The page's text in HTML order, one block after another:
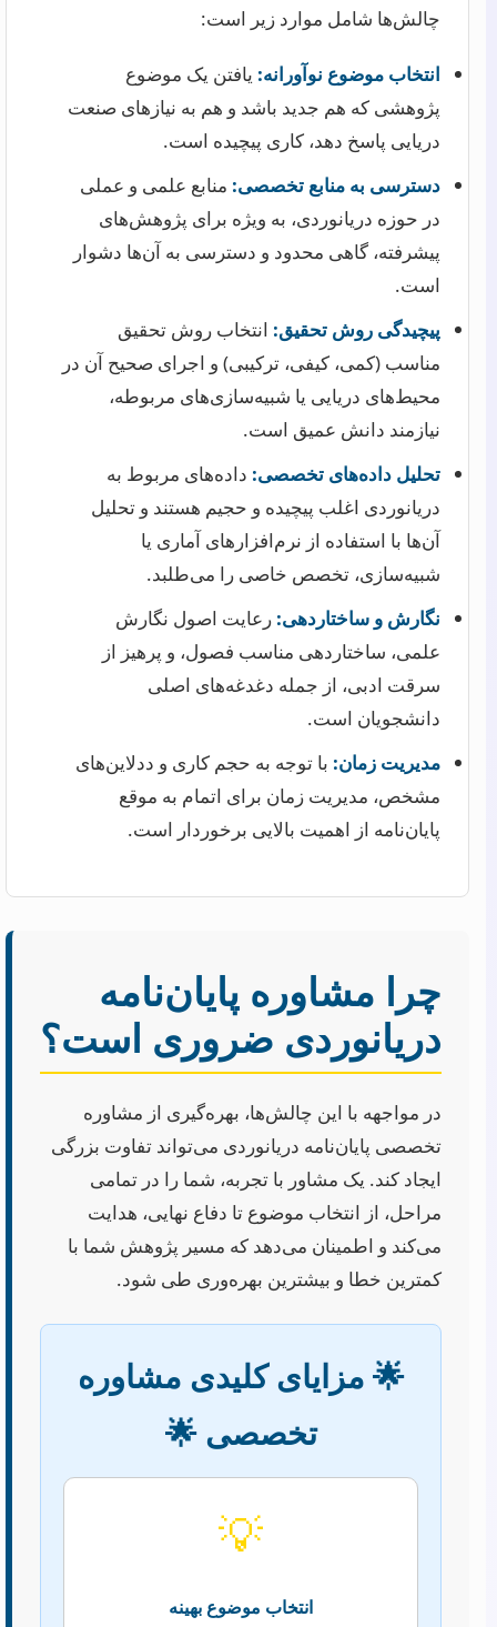
چالش‌ها شامل موارد زیر است:
انتخاب موضوع نوآورانه:یافتن یک موضوع
پژوهشی که هم جدید باشد و هم به نیازهای صنعت
دریایی پاسخ دهد، کاری پیچیده است.
دسترسی به منابع تخصصی:منابع علمی و عملی
در حوزه دریانوردی، به ویژه برای پژوهش‌های
پیشرفته، گاهی محدود و دسترسی به آن‌ها دشوار
است.
پیچیدگی روش تحقیق:انتخاب روش تحقیق
مناسب (کمی، کیفی، ترکیبی) و اجرای صحیح آن در
محیط‌های دریایی یا شبیه‌سازی‌های مربوطه،
نیازمند دانش عمیق است.
تحلیل داده‌های تخصصی:داده‌های مربوط به
دریانوردی اغلب پیچیده و حجیم هستند و تحلیل
آن‌ها با استفاده از نرم‌افزارهای آماری یا
شبیه‌سازی، تخصص خاصی را می‌طلبد.
نگارش و ساختاردهی:رعایت اصول نگارش
علمی، ساختاردهی مناسب فصول، و پرهیز از
سرقت ادبی، از جمله دغدغه‌های اصلی
دانشجویان است.
مدیریت زمان:با توجه به حجم کاری و ددلاین‌های
مشخص، مدیریت زمان برای اتمام به موقع
پایان‌نامه از اهمیت بالایی برخوردار است.
چرا مشاوره پایان‌نامه
دریانوردی ضروری است؟
در مواجهه با این چالش‌ها، بهره‌گیری از مشاوره
تخصصی پایان‌نامه دریانوردی می‌تواند تفاوت بزرگی
ایجاد کند. یک مشاور با تجربه، شما را در تمامی
مراحل، از انتخاب موضوع تا دفاع نهایی، هدایت
می‌کند و اطمینان می‌دهد که مسیر پژوهش شما با
کمترین خطا و بیشترین بهره‌وری طی شود.
🌟 مزایای کلیدی مشاوره
تخصصی 🌟
💡
انتخاب موضوع بهینه